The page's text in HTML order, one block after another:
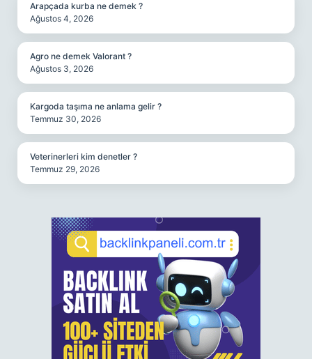
Arapçada kurba ne demek ?
Ağustos 4, 2026
Agro ne demek Valorant ?
Ağustos 3, 2026
Kargoda taşıma ne anlama gelir ?
Temmuz 30, 2026
Veterinerleri kim denetler ?
Temmuz 29, 2026